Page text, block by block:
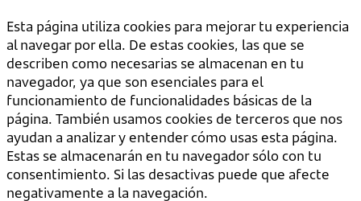
Esta página utiliza cookies para mejorar tu experiencia
al navegar por ella. De estas cookies, las que se
describen como necesarias se almacenan en tu
navegador, ya que son esenciales para el
funcionamiento de funcionalidades básicas de la
página. También usamos cookies de terceros que nos
ayudan a analizar y entender cómo usas esta página.
Estas se almacenarán en tu navegador sólo con tu
consentimiento. Si las desactivas puede que afecte
negativamente a la navegación.